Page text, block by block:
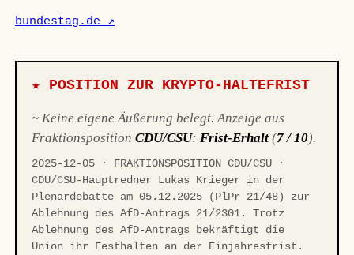
bundestag.de ↗
★ POSITION ZUR KRYPTO-HALTEFRIST
~ Keine eigene Äußerung belegt. Anzeige aus
FraktionspositionCDU/CSU:Frist-Erhalt (7 / 10).
2025-12-05 · FRAKTIONSPOSITION CDU/CSU ·
CDU/CSU-Hauptredner Lukas Krieger in der
Plenardebatte am 05.12.2025 (PlPr 21/48) zur
Ablehnung des AfD-Antrags 21/2301. Trotz
Ablehnung des AfD-Antrags bekräftigt die
Union ihr Festhalten an der Einjahresfrist.